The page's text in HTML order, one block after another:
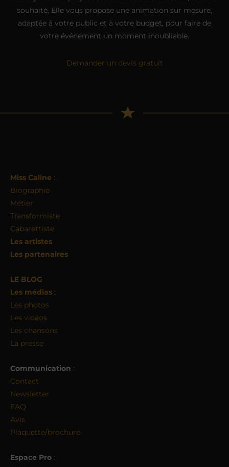
souhaité. Elle vous propose une animation sur mesure,
adaptée à votre public et à votre budget, pour faire de
votre événement un moment inoubliable.
Demander un devis gratuit
Miss Caline :
Biographie
Métier
Transformiste
Cabarettiste
Les artistes
Les partenaires
LE BLOG
Les médias :
Les photos
Les vidéos
Les chansons
La presse
Communication :
Contact
Newsletter
FAQ
Avis
Plaquette/brochure
Espace Pro :